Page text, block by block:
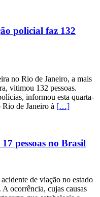
policial faz 132
no Rio de Janeiro, a mais
vitimou 132 pessoas.
informou esta quarta-
de Janeiro à […]
pessoas no Brasil
de viação no estado
ocorrência, cujas causas